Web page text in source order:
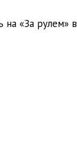
на «За рулем» в